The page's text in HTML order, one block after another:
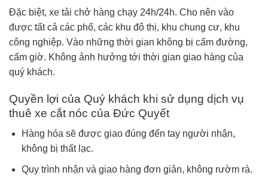
Đặc biệt, xe tải chở hàng chạy 24h/24h. Cho nên vào
được tất cả các phố, các khu đô thị, khu chung cư, khu
công nghiệp. Vào những thời gian không bị cấm đường,
cấm giờ. Không ảnh hưởng tới thời gian giao hàng của
quý khách.
Quyền lợi của Quý khách khi sử dụng dịch vụ
thuê xe cắt nóc của Đức Quyết
Hàng hóa sẽ được giao đúng đến tay người nhận,
không bị thất lạc.
Quy trình nhận và giao hàng đơn giản, không rườm rà.